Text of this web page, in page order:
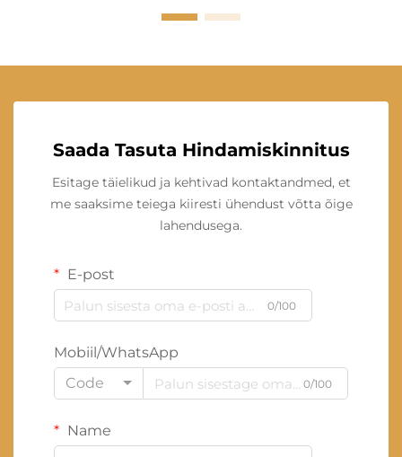
Saada Tasuta Hindamiskinnitus
Esitage täielikud ja kehtivad kontaktandmed, et
me saaksime teiega kiiresti ühendust võtta õige
lahendusega.
E-post
0/100
Mobiil/WhatsApp
Code
0/100
Name